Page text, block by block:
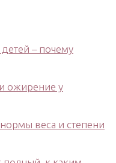
– почему
ожирение у
веса и степени